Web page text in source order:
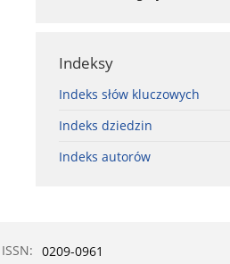
Indeksy
Indeks słów kluczowych
Indeks dziedzin
Indeks autorów
ISSN: 0209-0961